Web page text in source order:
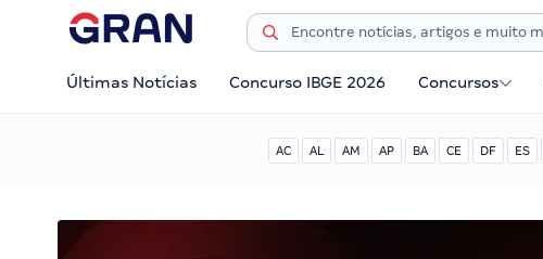
Últimas Notícias Concurso IBGE 2026 Concursos
AC AL AM AP BA CE DF ES